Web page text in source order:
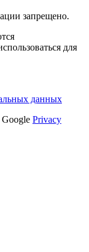
запрещено.
для
данных
Privacy